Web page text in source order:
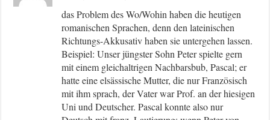
das Problem des Wo/Wohin haben die heutigen
romanischen Sprachen, denn den lateinischen
Richtungs-Akkusativ haben sie untergehen lassen.
Beispiel: Unser jüngster Sohn Peter spielte gern
mit einem gleichaltrigen Nachbarsbub, Pascal; er
hatte eine elsässische Mutter, die nur Französisch
mit ihm sprach, der Vater war Prof. an der hiesigen
Uni und Deutscher. Pascal konnte also nur